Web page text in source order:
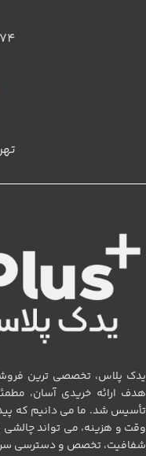
یدک پلاس، تخصصی‌ ترین
هدف ارائه خریدی آسان،
تأسیس شد. ما می‌ دانیم که
وقت و هزینه، می‌ تواند چالشی
شفافیت، تخصص و دسترسی